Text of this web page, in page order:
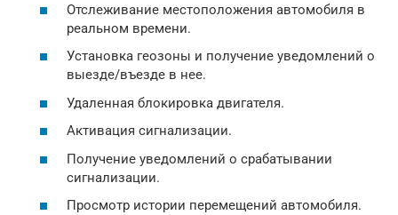
Отслеживание местоположения автомобиля в
реальном времени.
Установка геозоны и получение уведомлений о
выезде/въезде в нее.
Удаленная блокировка двигателя.
Активация сигнализации.
Получение уведомлений о срабатывании
сигнализации.
Просмотр истории перемещений автомобиля.